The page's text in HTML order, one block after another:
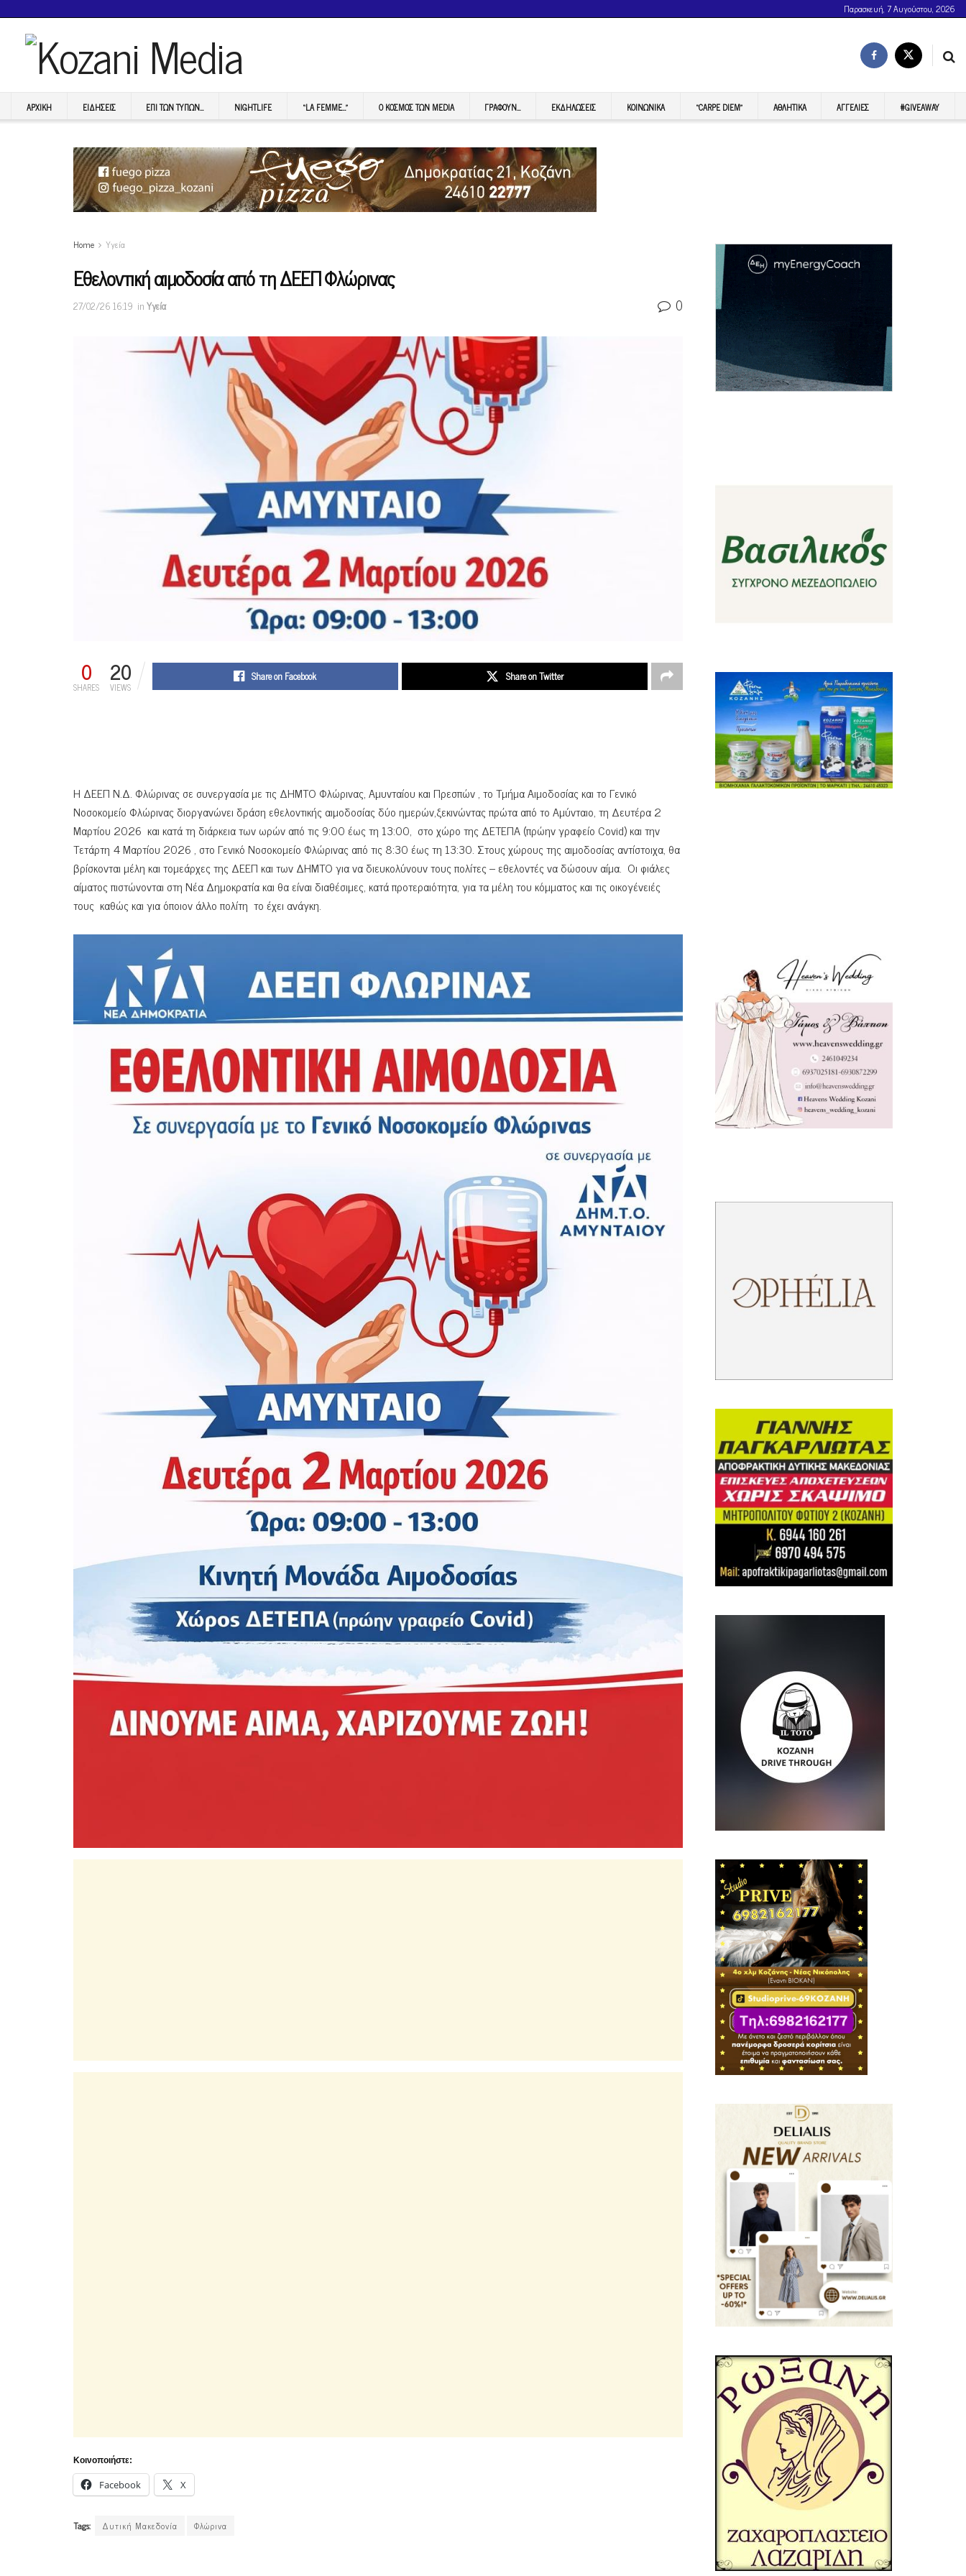
Παρασκευή, 7 Αυγούστου, 2026
ΑΡΧΙΚΉ ΕΙΔΉΣΕΙΣ ΕΠI ΤΩΝ ΤΥΠΩΝ… NIGHTLIFE “LA FEMME…” Ο ΚΟΣΜΟΣ ΤΩΝ MEDIA ΓΡΆΦΟΥΝ… ΕΚΔΗΛΏΣΕΙΣ ΚΟΙΝΩΝΙΚΆ “CARPE DIEM” ΑΘΛΗΤΙΚΆ ΑΓΓΕΛΊΕΣ #GIVEAWAY
Home Υγεία
Εθελοντική αιμοδοσία από τη ΔΕΕΠ Φλώρινας
27/02/26 16:19 inΥγεία 0
0
SHARES 20
VIEWS
Share on Facebook Share on Twitter
H ΔΕΕΠ Ν.Δ. Φλώρινας σε συνεργασία με τις ΔΗΜΤΟ Φλώρινας, Αμυνταίου και Πρεσπών , το Τμήμα Αιμοδοσίας και το Γενικό
Νοσοκομείο Φλώρινας διοργανώνει δράση εθελοντικής αιμοδοσίας δύο ημερών,ξεκινώντας πρώτα από το Αμύνταιο, τη Δευτέρα 2
Μαρτίου 2026 και κατά τη διάρκεια των ωρών από τις 9:00 έως τη 13:00, στο χώρο της ΔΕΤΕΠΑ (πρώην γραφείο Covid) και την
Τετάρτη 4 Μαρτίου 2026 , στο Γενικό Νοσοκομείο Φλώρινας από τις 8:30 έως τη 13:30. Στους χώρους της αιμοδοσίας αντίστοιχα, θα
βρίσκονται μέλη και τομεάρχες της ΔΕΕΠ και των ΔΗΜΤΟ για να διευκολύνουν τους πολίτες – εθελοντές να δώσουν αίμα. Οι φιάλες
αίματος πιστώνονται στη Νέα Δημοκρατία και θα είναι διαθέσιμες, κατά προτεραιότητα, για τα μέλη του κόμματος και τις οικογένειές
τους καθώς και για όποιον άλλο πολίτη το έχει ανάγκη.
Κοινοποιήστε:
Facebook X
Tags: Δυτική Μακεδονία Φλώρινα